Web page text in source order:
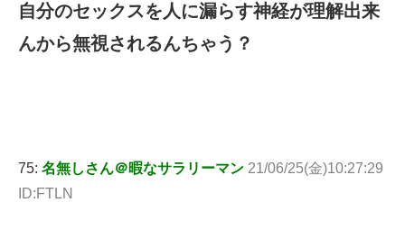
自分のセックスを人に漏らす神経が理解出来
んから無視されるんちゃう？
75: 名無しさん＠暇なサラリーマン 21/06/25(金)10:27:29
ID:FTLN